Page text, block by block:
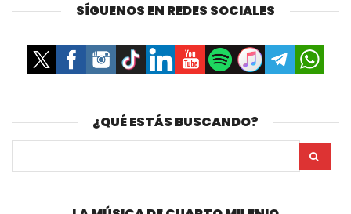
SÍGUENOS EN REDES SOCIALES
¿QUÉ ESTÁS BUSCANDO?